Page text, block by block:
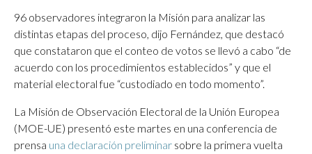
96 observadores integraron la Misión para analizar las
distintas etapas del proceso, dijo Fernández, que destacó
que constataron que el conteo de votos se llevó a cabo “de
acuerdo con los procedimientos establecidos” y que el
material electoral fue “custodiado en todo momento”.
La Misión de Observación Electoral de la Unión Europea
(MOE-UE) presentó este martes en una conferencia de
prensa una declaración preliminar sobre la primera vuelta